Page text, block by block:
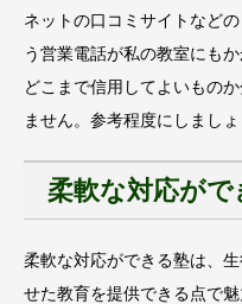
ネットの口コミサイトなど
う営業電話が私の教室にもか
どこまで信用してよいもの
ません。参考程度にしましょ
柔軟な対応がで
柔軟な対応ができる塾は、
せた教育を提供できる点で